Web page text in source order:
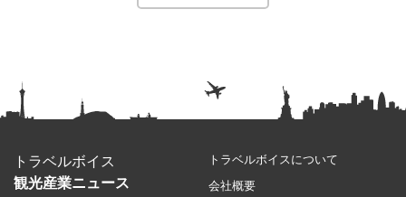
トラベルボイス
観光産業ニュース
トラベルボイスについて
会社概要